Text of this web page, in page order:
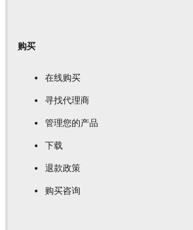
购买
在线购买
寻找代理商
管理您的产品
下载
退款政策
购买咨询